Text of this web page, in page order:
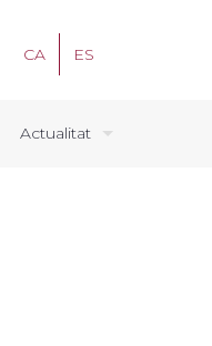
Actualitat
CA ES